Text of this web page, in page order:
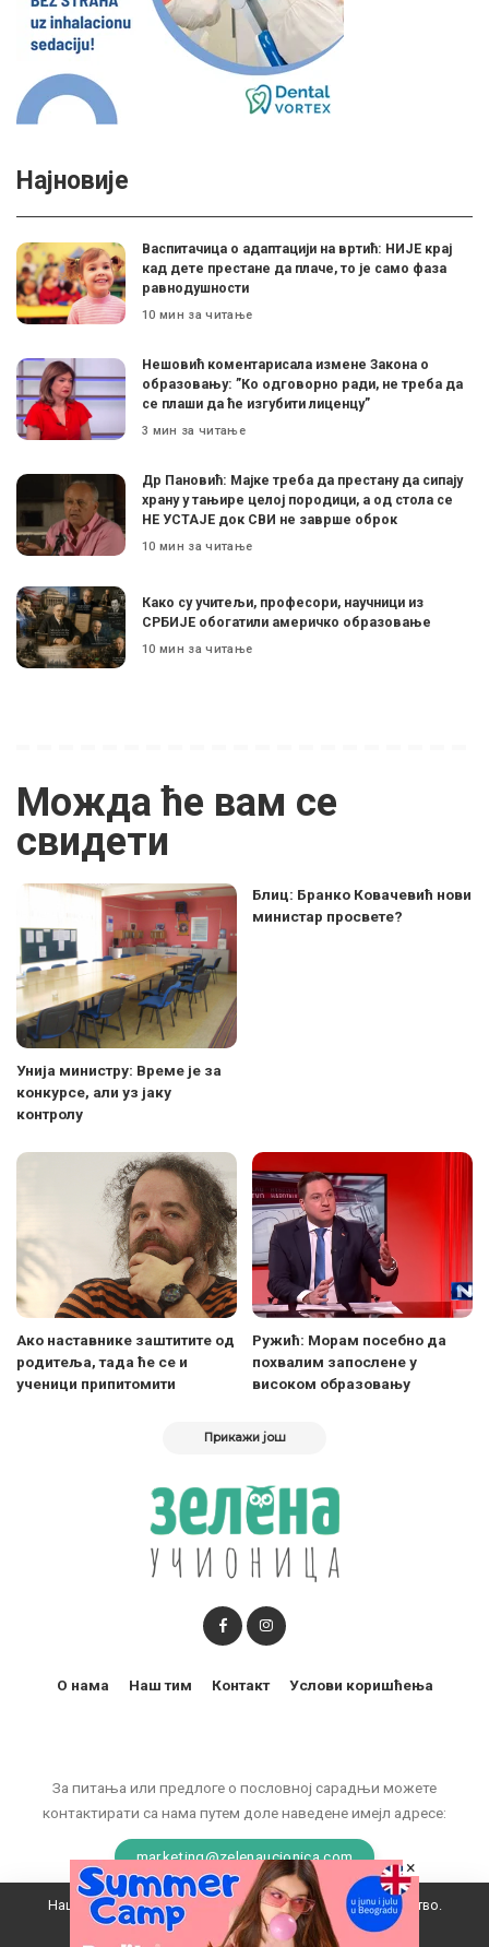
Најновије
Васпитачица о адаптацији на вртић: НИЈЕ крај
кад дете престане да плаче, то је само фаза
равнодушности
10 мин за читање
Нешовић коментарисала измене Закона о
образовању: ”Ко одговорно ради, не треба да
се плаши да ће изгубити лиценцу”
3 мин за читање
Др Пановић: Мајке треба да престану да сипају
храну у тањире целој породици, а од стола се
НЕ УСТАЈЕ док СВИ не заврше оброк
10 мин за читање
Како су учитељи, професори, научници из
СРБИЈЕ обогатили америчко образовање
10 мин за читање
Можда ће вам се
свидети
Унија министру: Време је за
конкурсе, али уз јаку
контролу
Блиц: Бранко Ковачевић нови
министар просвете?
Ако наставнике заштитите од
родитеља, тада ће се и
ученици припитомити
Ружић: Морам посебно да
похвалим запослене у
високом образовању
Прикажи још
За питања или предлоге о пословној сарадњи можете
контактирати са нама путем доле наведене имејл адресе:
marketing@zelenaucionica.com
О нама Наш тим Контакт Услови коришћења
© 2011-2024 Copyright by Zelena učionica. All Rights reserved.
Наш вебсајт користи колачиће да побољша ваше искуство.
Прихватам
×